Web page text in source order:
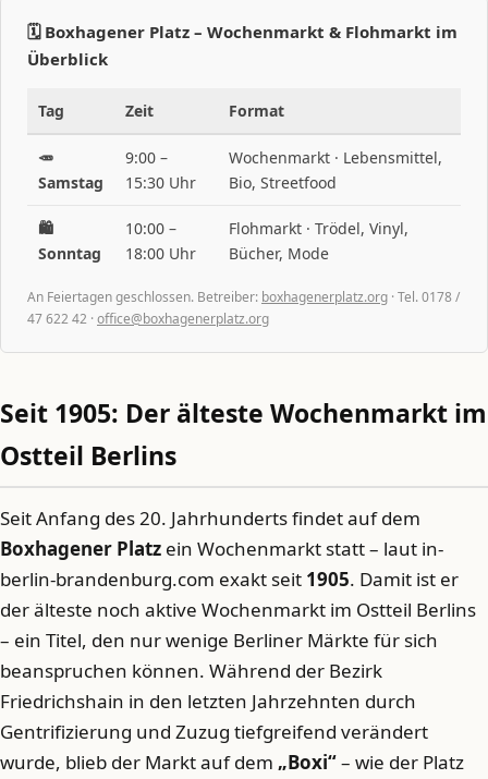
🗓️ Boxhagener Platz – Wochenmarkt & Flohmarkt im
Überblick
Tag Zeit Format
🥕
Samstag
9:00 –
15:30 Uhr
Wochenmarkt · Lebensmittel,
Bio, Streetfood
🛍️
Sonntag
10:00 –
18:00 Uhr
Flohmarkt · Trödel, Vinyl,
Bücher, Mode
An Feiertagen geschlossen. Betreiber: boxhagenerplatz.org · Tel. 0178 /
47 622 42 ·office@boxhagenerplatz.org
Seit 1905: Der älteste Wochenmarkt im
Ostteil Berlins
Seit Anfang des 20. Jahrhunderts findet auf dem
Boxhagener Platz ein Wochenmarkt statt – laut in-
berlin-brandenburg.com exakt seit 1905. Damit ist er
der älteste noch aktive Wochenmarkt im Ostteil Berlins
– ein Titel, den nur wenige Berliner Märkte für sich
beanspruchen können. Während der Bezirk
Friedrichshain in den letzten Jahrzehnten durch
Gentrifizierung und Zuzug tiefgreifend verändert
wurde, blieb der Markt auf dem „Boxi“– wie der Platz